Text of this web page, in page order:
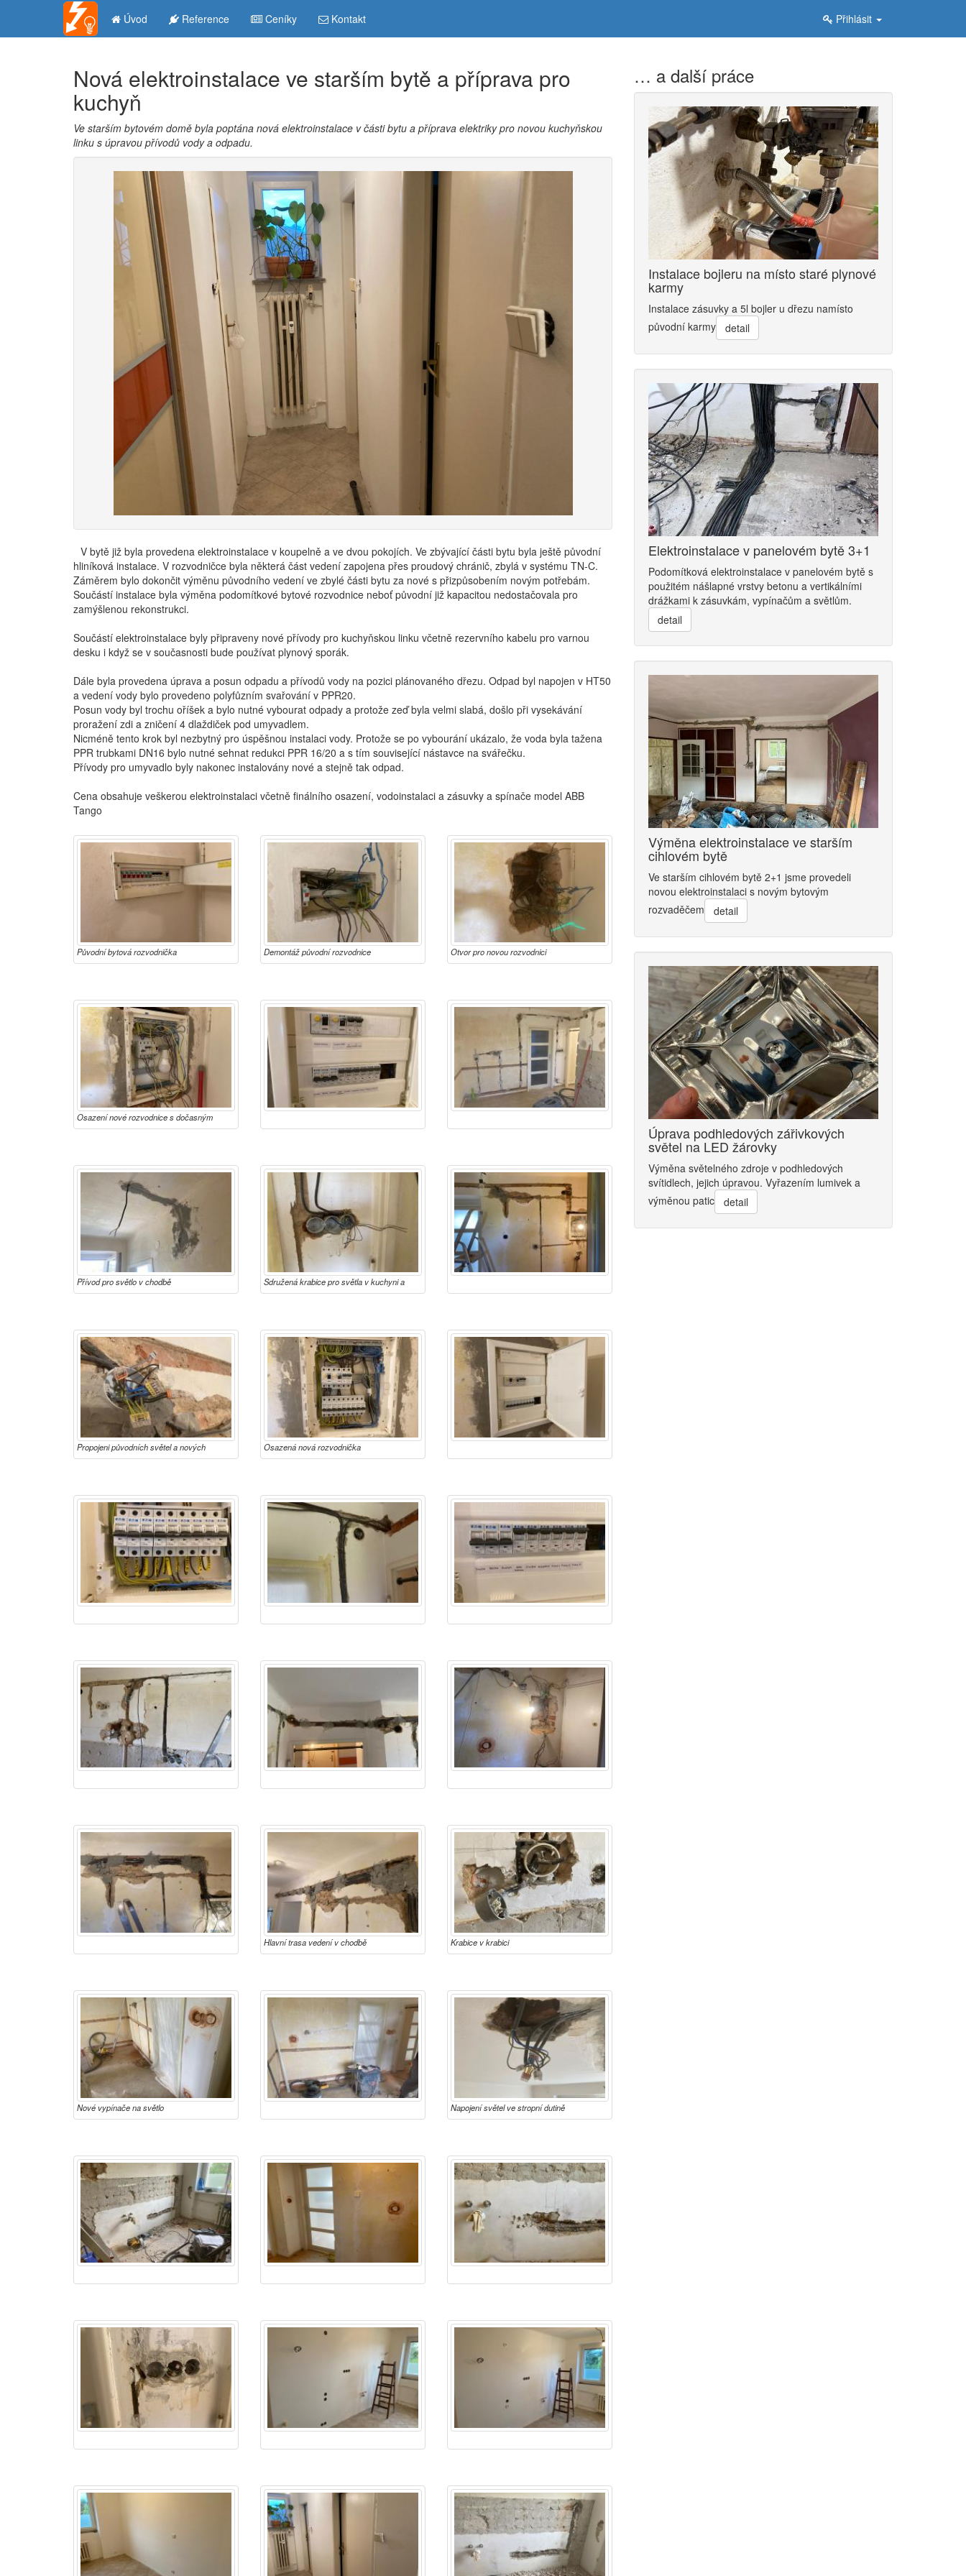
Úvod Reference Ceníky Kontakt Přihlásit
Nová elektroinstalace ve starším bytě a příprava pro
kuchyň
Ve starším bytovém domě byla poptána nová elektroinstalace v části bytu a příprava elektriky pro novou kuchyňskou
linku s úpravou přívodů vody a odpadu.
V bytě již byla provedena elektroinstalace v koupelně a ve dvou pokojích. Ve zbývající části bytu byla ještě původní
hliníková instalace. V rozvodničce byla některá část vedení zapojena přes proudový chránič, zbylá v systému TN-C.
Záměrem bylo dokončit výměnu původního vedení ve zbylé části bytu za nové s přizpůsobením novým potřebám.
Součástí instalace byla výměna podomítkové bytové rozvodnice neboť původní již kapacitou nedostačovala pro
zamýšlenou rekonstrukci.
Součástí elektroinstalace byly připraveny nové přívody pro kuchyňskou linku včetně rezervního kabelu pro varnou
desku i když se v současnosti bude používat plynový sporák.
Dále byla provedena úprava a posun odpadu a přívodů vody na pozici plánovaného dřezu. Odpad byl napojen v HT50
a vedení vody bylo provedeno polyfůzním svařování v PPR20.
Posun vody byl trochu oříšek a bylo nutné vybourat odpady a protože zeď byla velmi slabá, došlo při vysekávání
proražení zdi a zničení 4 dlaždiček pod umyvadlem.
Nicméně tento krok byl nezbytný pro úspěšnou instalaci vody. Protože se po vybourání ukázalo, že voda byla tažena
PPR trubkami DN16 bylo nutné sehnat redukci PPR 16/20 a s tím související nástavce na svářečku.
Přívody pro umyvadlo byly nakonec instalovány nové a stejně tak odpad.
Cena obsahuje veškerou elektroinstalaci včetně finálního osazení, vodoinstalaci a zásuvky a spínače model ABB
Tango
Původní bytová rozvodnička Demontáž původní rozvodnice Otvor pro novou rozvodnici
Osazení nové rozvodnice s dočasným
napojením současných rozvodů
Přívod pro světlo v chodbě
Sdružená krabice pro světla v kuchyni a
chodbě
Propojeni původních světel a nových
rozvodů
Osazená nová rozvodnička
Hlavní trasa vedení v chodbě Krabice v krabici
Nové vypínače na světlo Napojení světel ve stropní dutině
… a další práce
Instalace bojleru na místo staré plynové
karmy
Instalace zásuvky a 5l bojler u dřezu namísto
původní karmy
detail
Elektroinstalace v panelovém bytě 3+1
Podomítková elektroinstalace v panelovém bytě s
použitém nášlapné vrstvy betonu a vertikálními
drážkami k zásuvkám, vypínačům a světlům.
detail
Výměna elektroinstalace ve starším
cihlovém bytě
Ve starším cihlovém bytě 2+1 jsme provedeli
novou elektroinstalaci s novým bytovým
rozvaděčem
detail
Úprava podhledových zářivkových
světel na LED žárovky
Výměna světelného zdroje v podhledových
svítidlech, jejich úpravou. Vyřazením lumivek a
výměnou patic
detail